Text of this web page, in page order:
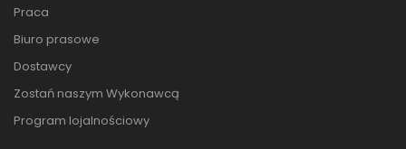
Praca
Biuro prasowe
Dostawcy
Zostań naszym Wykonawcą
Program lojalnościowy